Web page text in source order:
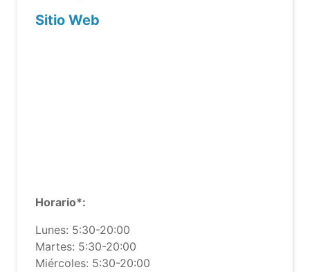
Sitio Web
Horario*:
Lunes: 5:30-20:00
Martes: 5:30-20:00
Miércoles: 5:30-20:00